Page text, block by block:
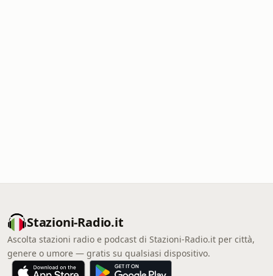
Stazioni-Radio.it
Ascolta stazioni radio e podcast di Stazioni-Radio.it per città,
genere o umore — gratis su qualsiasi dispositivo.